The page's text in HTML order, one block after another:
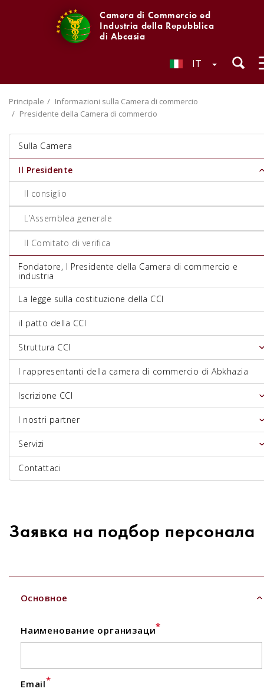
Camera di Commercio ed
Industria della Repubblica
di Abcasia
IT
Principale
Informazioni sulla Camera di commercio
Presidente della Camera di commercio
Sulla Camera
Il Presidente
Il consiglio
L’Assemblea generale
Il Comitato di verifica
Fondatore, I Presidente della Camera di commercio e
industria
La legge sulla costituzione della CCI
il patto della CCI
Struttura CCI
I rappresentanti della camera di commercio di Abkhazia
Iscrizione CCI
I nostri partner
Servizi
Contattaci
Заявка на подбор персонала
Основное
Наименование организаци*
Email*